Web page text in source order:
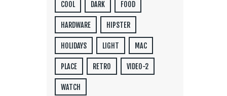
COOL DARK FOOD
HARDWARE HIPSTER
HOLIDAYS LIGHT MAC
PLACE RETRO VIDEO-2
WATCH